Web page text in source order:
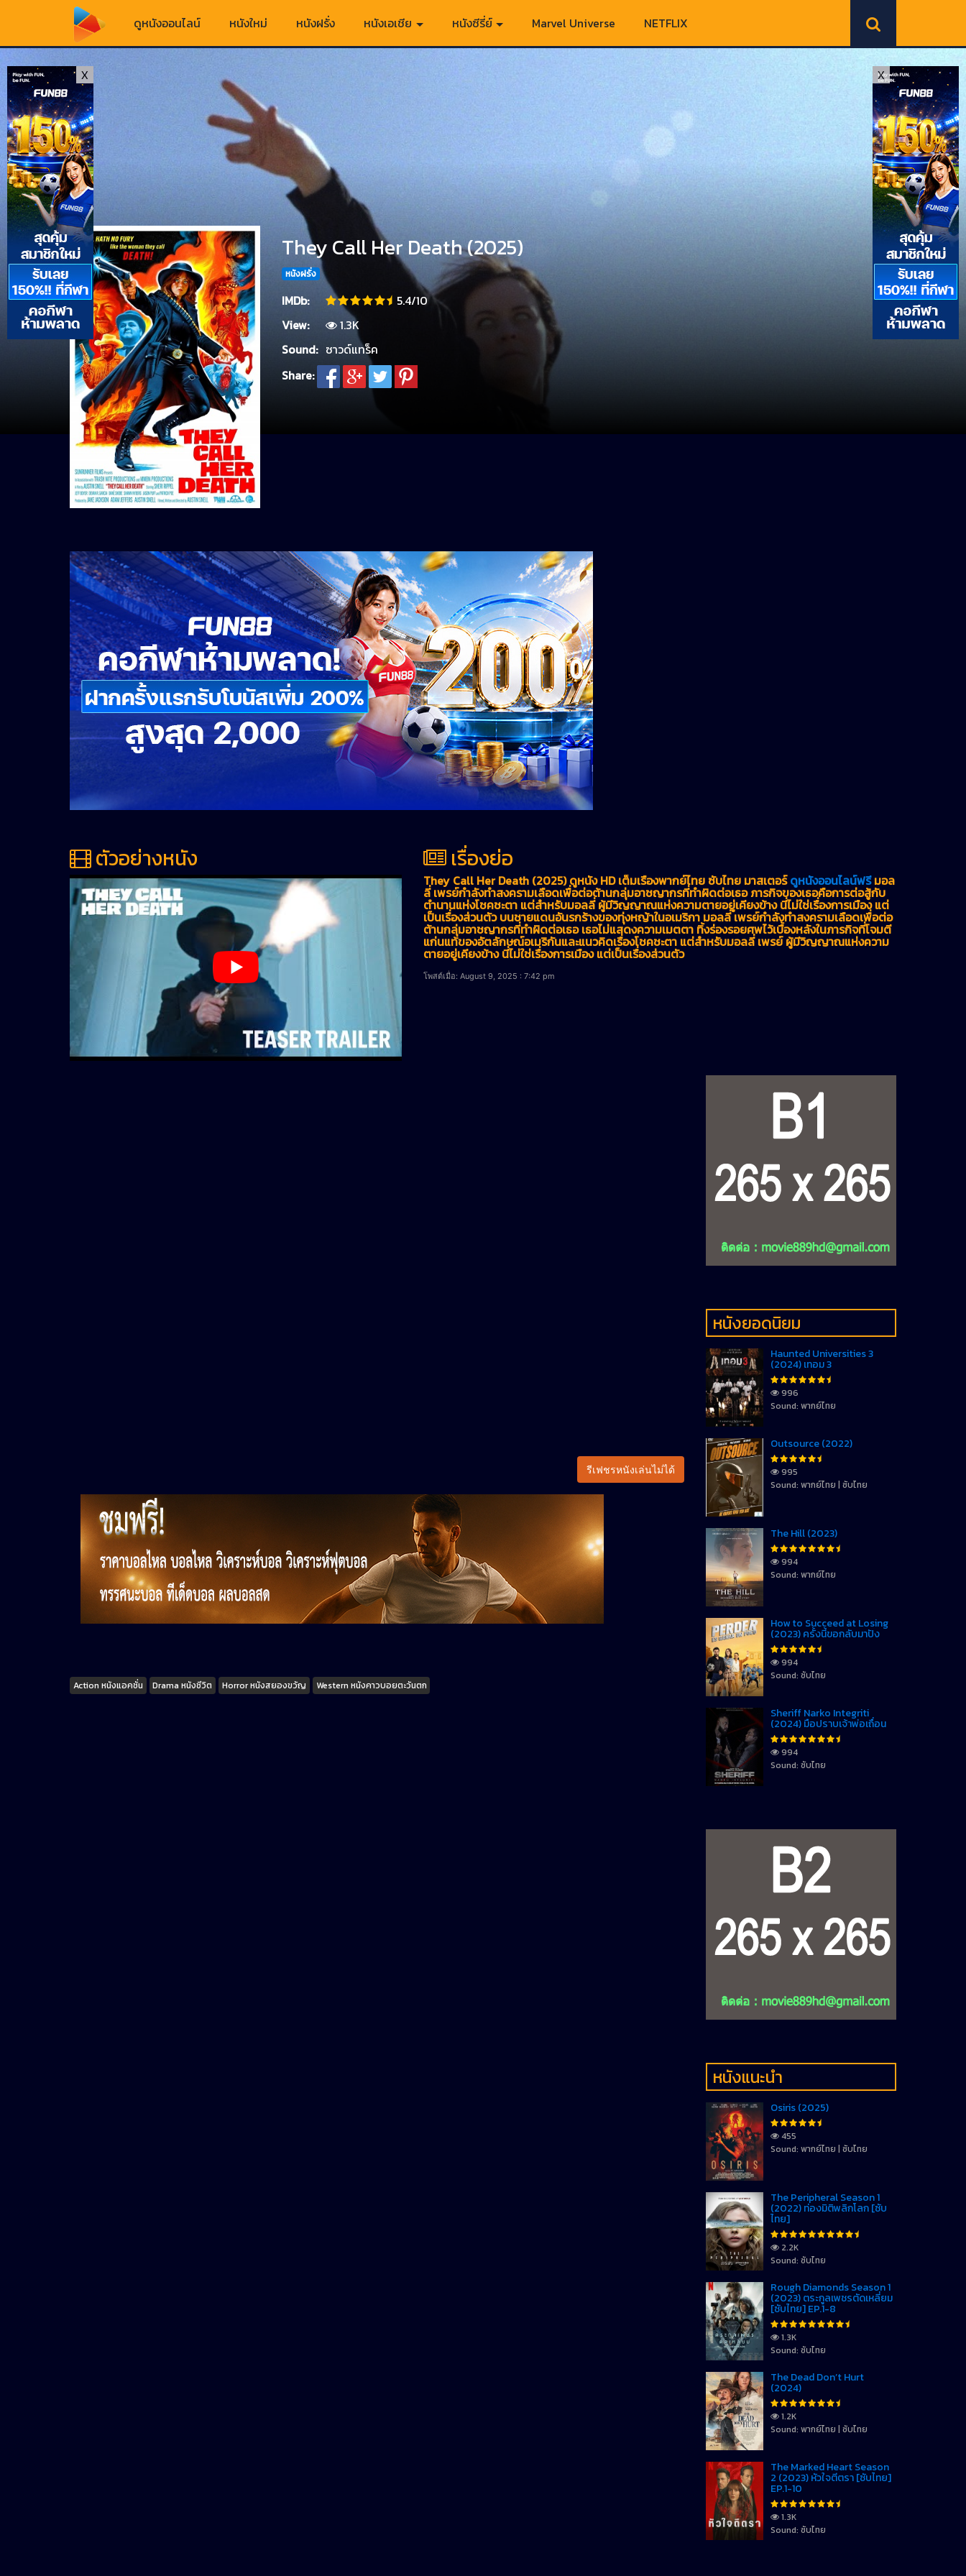
ดูหนังออนไลน์ หนังใหม่ หนังฝรั่ง หนังเอเชีย หนังซีรี่ย์ Marvel Universe NETFLIX
They Call Her Death (2025)
หนังฝรั่ง
IMDb:
5.4/10
View:
1.3K
Sound: ซาวด์แทร็ค
Share:
ตัวอย่างหนัง เรื่องย่อ
They Call Her Death (2025) ดูหนัง HD เต็มเรื่องพากย์ไทย ซับไทย มาสเตอร์ดูหนังออนไลน์ฟรีมอล
ลี่ เพรย์กำลังทำสงครามเลือดเพื่อต่อต้านกลุ่มอาชญากรที่ทำผิดต่อเธอ ภารกิจของเธอคือการต่อสู้กับ
ตำนานแห่งโชคชะตา แต่สำหรับมอลลี่ ผู้มีวิญญาณแห่งความตายอยู่เคียงข้าง นี่ไม่ใช่เรื่องการเมือง แต่
เป็นเรื่องส่วนตัว บนชายแดนอันรกร้างของทุ่งหญ้าในอเมริกา มอลลี่ เพรย์กำลังทำสงครามเลือดเพื่อต่อ
ต้านกลุ่มอาชญากรที่ทำผิดต่อเธอ เธอไม่แสดงความเมตตา ทิ้งร่องรอยศพไว้เบื้องหลังในภารกิจที่โจมตี
แก่นแท้ของอัตลักษณ์อเมริกันและแนวคิดเรื่องโชคชะตา แต่สำหรับมอลลี่ เพรย์ ผู้มีวิญญาณแห่งความ
ตายอยู่เคียงข้าง นี่ไม่ใช่เรื่องการเมือง แต่เป็นเรื่องส่วนตัว
โพสต์เมื่อ: August 9, 2025 : 7:42 pm
รีเฟชรหนังเล่นไม่ได้
Tags
Action หนังแอคชั่น Drama หนังชีวิต Horror หนังสยองขวัญ Western หนังคาวบอยตะวันตก
หนังยอดนิยม
Haunted Universities 3
(2024) เทอม 3
996
Sound: พากย์ไทย
Outsource (2022)
995
Sound: พากย์ไทย | ซับไทย
The Hill (2023)
994
Sound: พากย์ไทย
How to Succeed at Losing
(2023) ครั้งนี้ขอกลับมาปัง
994
Sound: ซับไทย
Sheriff Narko Integriti
(2024) มือปราบเจ้าพ่อเถื่อน
994
Sound: ซับไทย
หนังแนะนำ
Osiris (2025)
455
Sound: พากย์ไทย | ซับไทย
The Peripheral Season 1
(2022) ท่องมิติพลิกโลก [ซับ
ไทย]
2.2K
Sound: ซับไทย
Rough Diamonds Season 1
(2023) ตระกูลเพชรตัดเหลี่ยม
[ซับไทย] EP.1-8
1.3K
Sound: ซับไทย
The Dead Don’t Hurt
(2024)
1.2K
Sound: พากย์ไทย | ซับไทย
The Marked Heart Season
2 (2023) หัวใจตีตรา [ซับไทย]
EP.1-10
1.3K
Sound: ซับไทย
X X